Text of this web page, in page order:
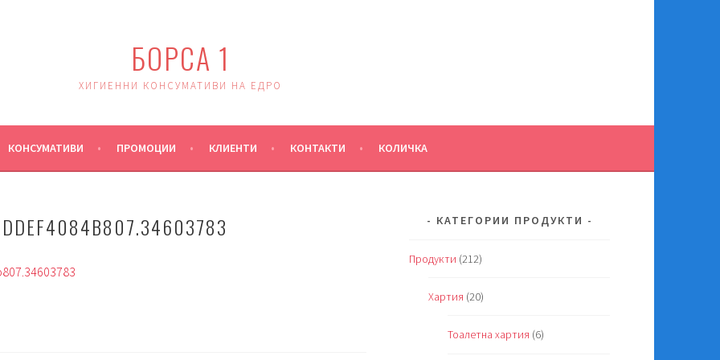
БОРСА 1
ХИГИЕННИ КОНСУМАТИВИ НА ЕДРО
КОНСУМАТИВИ ПРОМОЦИИ КЛИЕНТИ КОНТАКТИ КОЛИЧКА
КАТЕГОРИИ ПРОДУКТИ
Продукти (212)
Хартия (20)
Тоалетна хартия (6)